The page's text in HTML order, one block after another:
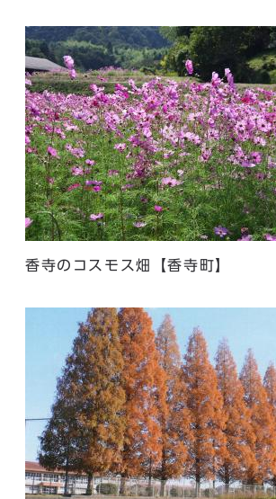
香寺のコスモス畑【香寺町】